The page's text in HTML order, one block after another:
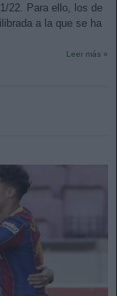
22. Para ello, los de
a la que se ha
Leer más »